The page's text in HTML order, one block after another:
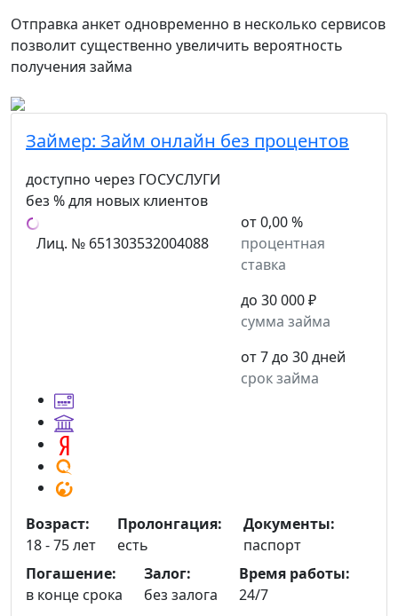
Отправка анкет одновременно в несколько сервисов
позволит существенно увеличить вероятность
получения займа
Займер: Займ онлайн без процентов
доступно через ГОСУСЛУГИ
без % для новых клиентов
Лиц. № 651303532004088
от 0,00 %
процентная
ставка
до 30 000 ₽
сумма займа
от 7 до 30 дней
срок займа
Возраст:
18 - 75 лет
Пролонгация:
есть
Документы:
паспорт
Погашение:
в конце срока
Залог:
без залога
Время работы:
24/7